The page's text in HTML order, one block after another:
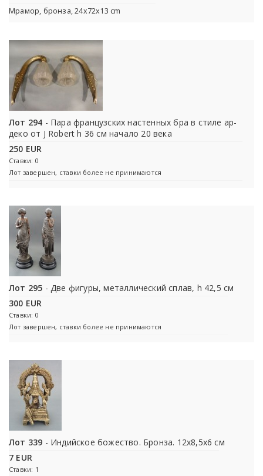
Мрамор, бронза, 24x72x13 cm
Лот 294 - Пара французских настенных бра в стиле ар-
деко от J Robert h 36 см начало 20 века
250 EUR
Ставки: 0
Лот завершен, ставки более не принимаются
Лот 295 - Две фигуры, металлический сплав, h 42,5 см
300 EUR
Ставки: 0
Лот завершен, ставки более не принимаются
Лот 339 - Индийское божество. Бронза. 12x8,5x6 см
7 EUR
Ставки: 1